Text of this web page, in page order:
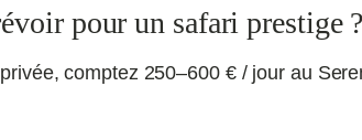
pour un safari prestige ?
comptez 250–600 € / jour au